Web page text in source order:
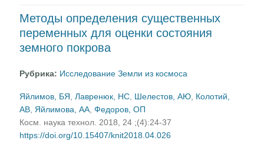
Методы определения существенных
переменных для оценки состояния
земного покрова
Рубрика: Исследование Земли из космоса
Яйлимов, БЯ ,Лавренюк, НС Шелестов, АЮ Колотий,
АВ Яйлимова, АА ,Федоров, ОП
Косм. наука технол. 2018, 24 ;(4):24-37
https://doi.org/10.15407/knit2018.04.026